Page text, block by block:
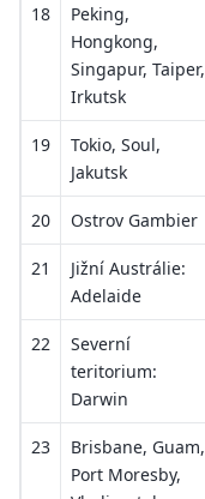
18
Peking,
Hongkong,
Singapur, Taiper,
Irkutsk
19
Tokio, Soul,
Jakutsk
20 Ostrov Gambier
21
Jižní Austrálie:
Adelaide
22
Severní
teritorium:
Darwin
23
Brisbane, Guam,
Port Moresby,